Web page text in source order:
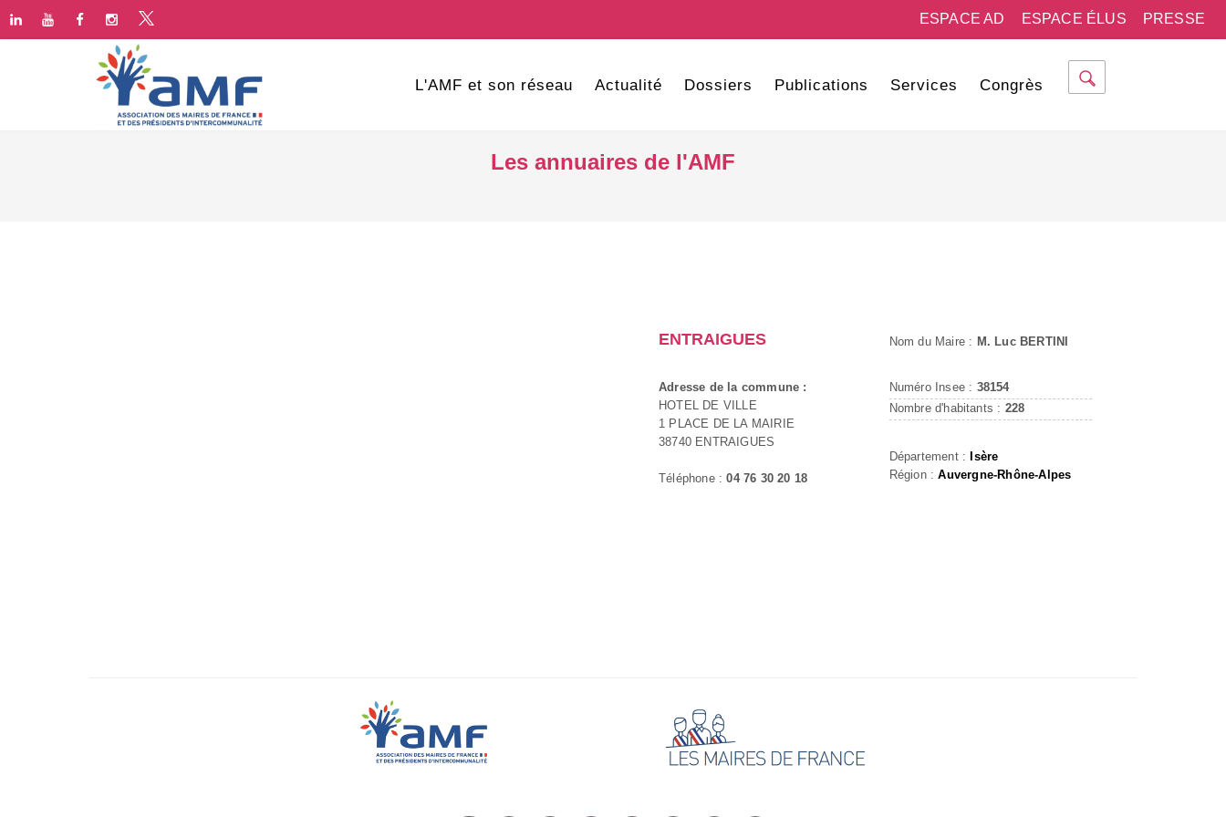
PRESSE
ESPACE ÉLUS
ESPACE AD
L'AMF et son réseau Actualité Dossiers Publications Services Congrès
Les annuaires de l'AMF
ENTRAIGUES
Adresse de la commune :
HOTEL DE VILLE
1 PLACE DE LA MAIRIE
38740 ENTRAIGUES
Téléphone :04 76 30 20 18
Nom du Maire : M. Luc BERTINI
Numéro Insee : 38154
Nombre d'habitants : 228
Département :
Isère
Région :Auvergne-Rhône-Alpes